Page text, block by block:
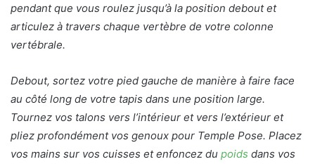
pendant que vous roulez jusqu’à la position debout et
articulez à travers chaque vertèbre de votre colonne
vertébrale.
Debout, sortez votre pied gauche de manière à faire face
au côté long de votre tapis dans une position large.
Tournez vos talons vers l’intérieur et vers l’extérieur et
pliez profondément vos genoux pour Temple Pose. Placez
vos mains sur vos cuisses et enfoncez du poids dans vos